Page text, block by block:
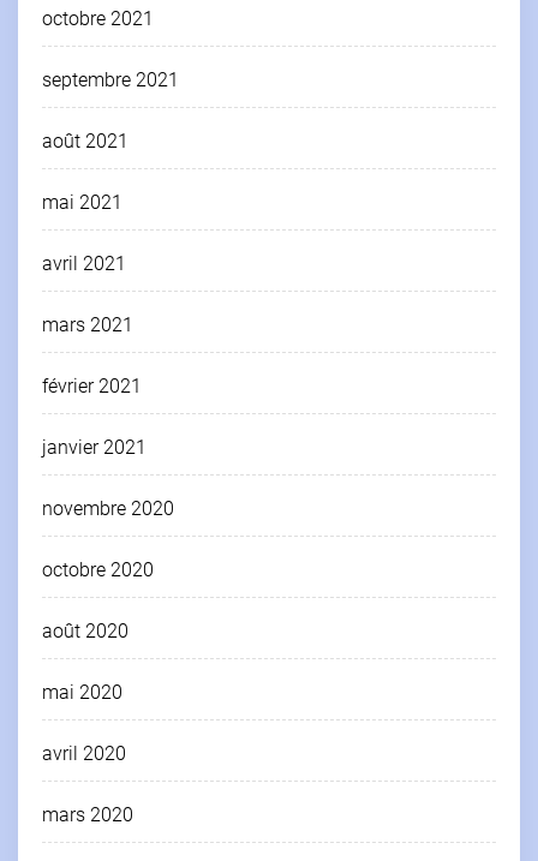
octobre 2021
septembre 2021
août 2021
mai 2021
avril 2021
mars 2021
février 2021
janvier 2021
novembre 2020
octobre 2020
août 2020
mai 2020
avril 2020
mars 2020